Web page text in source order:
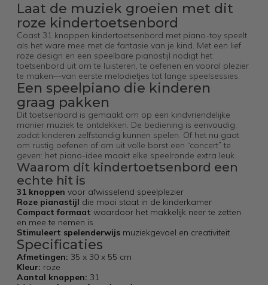
Laat de muziek groeien met dit
roze kindertoetsenbord
Coast 31 knoppen kindertoetsenbord met piano-toy speelt
als het ware mee met de fantasie van je kind. Met een lief
roze design en een speelbare pianostijl nodigt het
toetsenbord uit om te luisteren, te oefenen en vooral plezier
te maken—van eerste melodietjes tot lange speelsessies.
Een speelpiano die kinderen
graag pakken
Dit toetsenbord is gemaakt om op een kindvriendelijke
manier muziek te ontdekken. De bediening is eenvoudig,
zodat kinderen zelfstandig kunnen spelen. Of het nu gaat
om rustig oefenen of om uit volle borst een “concert” te
geven: het piano-idee maakt elke speelronde extra leuk.
Waarom dit kindertoetsenbord een
echte hit is
31 knoppen voor afwisselend speelplezier
Roze pianastijl die mooi staat in de kinderkamer
Compact formaat waardoor het makkelijk neer te zetten
en mee te nemen is
Stimuleert spelenderwijsmuziekgevoel en creativiteit
Specificaties
Afmetingen: 35 x 30 x 55 cm
Kleur: roze
Aantal knoppen: 31